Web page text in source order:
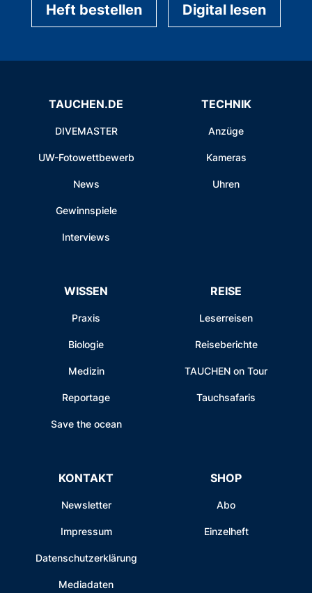
Heft bestellen Digital lesen
TAUCHEN.DE
DIVEMASTER
UW-Fotowettbewerb
News
Gewinnspiele
Interviews
TECHNIK
Anzüge
Kameras
Uhren
WISSEN
Praxis
Biologie
Medizin
Reportage
Save the ocean
REISE
Leserreisen
Reiseberichte
TAUCHEN on Tour
Tauchsafaris
KONTAKT
Newsletter
Impressum
Datenschutzerklärung
Mediadaten
SHOP
Abo
Einzelheft